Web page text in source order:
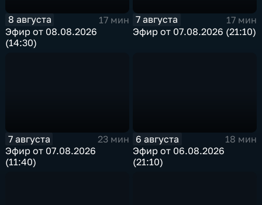
8 августа
17 мин
Эфир от 08.08.2026
(14:30)
7 августа
17 мин
Эфир от 07.08.2026 (21:10)
7 августа
23 мин
Эфир от 07.08.2026
(11:40)
6 августа
18 мин
Эфир от 06.08.2026
(21:10)